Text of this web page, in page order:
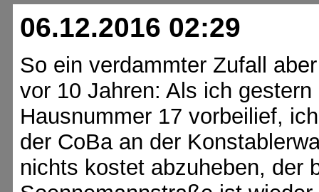
06.12.2016 02:29
So ein verdammter Zufall
vor 10 Jahren: Als ich
Hausnummer 17 vorbeilief,
der CoBa an der
nichts kostet abzuheben, der